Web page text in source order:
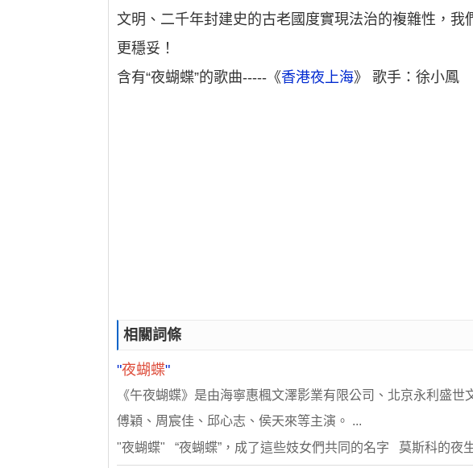
文明、二千年封建史的古老國度實現法治的複雜性，
更穩妥！
含有“夜蝴蝶”的歌曲-----《香港夜上海》 歌手：徐小鳳
相關詞條
"夜蝴蝶"
《午夜蝴蝶》是由海寧惠楓文澤影業有限公司、北京永利盛
傅穎、周宸佳、邱心志、侯天來等主演。 ...
"夜蝴蝶" “夜蝴蝶”，成了這些妓女們共同的名字 莫斯科的夜